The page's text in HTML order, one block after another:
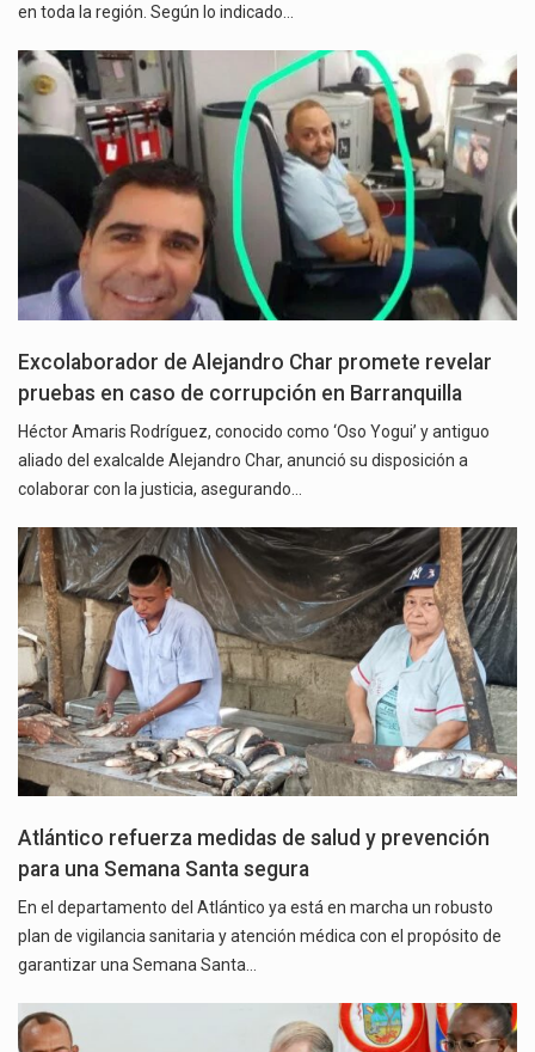
en toda la región. Según lo indicado…
Excolaborador de Alejandro Char promete revelar
pruebas en caso de corrupción en Barranquilla
Héctor Amaris Rodríguez, conocido como ‘Oso Yogui’ y antiguo
aliado del exalcalde Alejandro Char, anunció su disposición a
colaborar con la justicia, asegurando…
Atlántico refuerza medidas de salud y prevención
para una Semana Santa segura
En el departamento del Atlántico ya está en marcha un robusto
plan de vigilancia sanitaria y atención médica con el propósito de
garantizar una Semana Santa…